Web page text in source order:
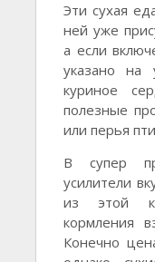
Эти сухая
ней уже
а если
указано на
куриное
полезные
или перья
В супер
усилители
из этой
кормления
Конечно